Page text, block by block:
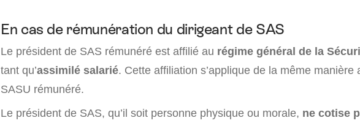
En cas de rémunération du dirigeant de SAS
Le président de SAS rémunéré est affilié au régime général de la
tant qu’assimilé salarié. Cette affiliation s’applique de la même manière
SASU rémunéré.
Le président de SAS, qu’il soit personne physique ou morale, ne cotise